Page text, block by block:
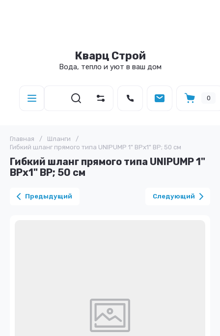
Кварц Строй
Вода, тепло и уют в ваш дом
0
Главная / Шланги
/
Гибкий шланг прямого типа UNIPUMP 1" ВРх1" ВР; 50 см
Гибкий шланг прямого типа UNIPUMP 1"
ВРх1" ВР; 50 см
Предыдущий Следующий